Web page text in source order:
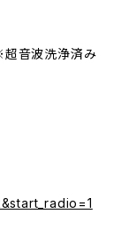
超音波洗浄済み